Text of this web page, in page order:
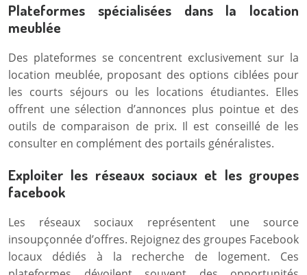
Plateformes spécialisées dans la location
meublée
Des plateformes se concentrent exclusivement sur la
location meublée, proposant des options ciblées pour
les courts séjours ou les locations étudiantes. Elles
offrent une sélection d’annonces plus pointue et des
outils de comparaison de prix. Il est conseillé de les
consulter en complément des portails généralistes.
Exploiter les réseaux sociaux et les groupes
facebook
Les réseaux sociaux représentent une source
insoupçonnée d’offres. Rejoignez des groupes Facebook
locaux dédiés à la recherche de logement. Ces